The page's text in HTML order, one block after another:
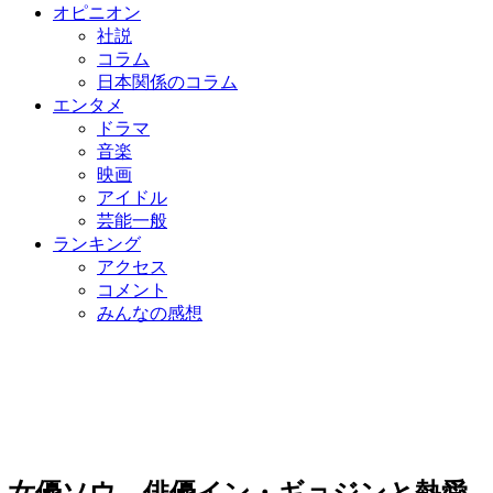
オピニオン
社説
コラム
日本関係のコラム
エンタメ
ドラマ
音楽
映画
アイドル
芸能一般
ランキング
アクセス
コメント
みんなの感想